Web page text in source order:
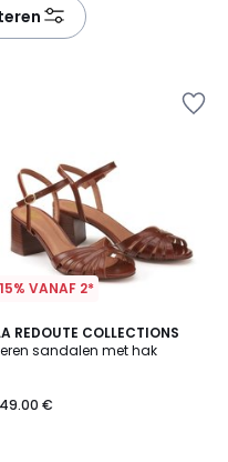
15% VANAF 2*
REDOUTE COLLECTIONS
sandalen met hak
€
4.6
/ 5